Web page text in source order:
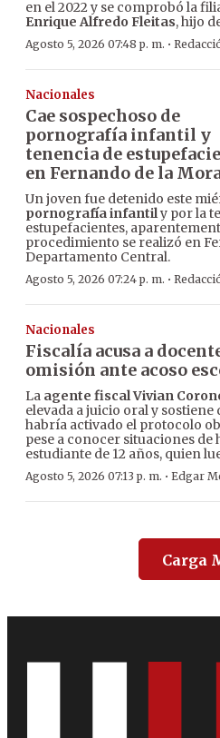
en el 2022 y se comprobó la
Enrique Alfredo Fleitas, hijo
Agosto 5, 2026 07:48 p. m. ·
Nacionales
Cae sospechoso de
pornografía infantil y
tenencia de
en Fernando de la
Un joven fue detenido este
pornografía infantily por la
estupefacientes,
procedimiento se realizó en
Departamento Central.
Agosto 5, 2026 07:24 p. m. ·
Nacionales
Fiscalía acusa a
omisión ante acoso
La agente fiscal Vivian
elevada a juicio oral y
habría activado el protocolo
pese a conocer situaciones
estudiante de 12 años, quien
Agosto 5, 2026 07:13 p. m. · Edgar
Carga